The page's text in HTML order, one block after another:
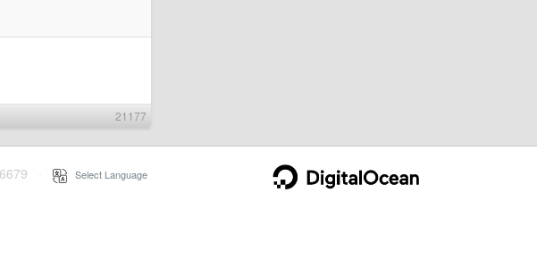
21177
Select Language